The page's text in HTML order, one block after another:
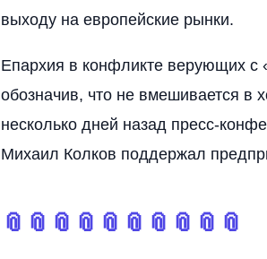
выходу на европейские рынки.
Епархия в конфликте верующих с
обозначив, что не вмешивается в
несколько дней назад пресс-
Михаил Колков поддержал
📎 📎 📎 📎 📎 📎 📎 📎 📎 📎